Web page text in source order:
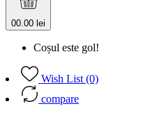
00.00 lei
Coșul este gol!
Wish List (0)
compare